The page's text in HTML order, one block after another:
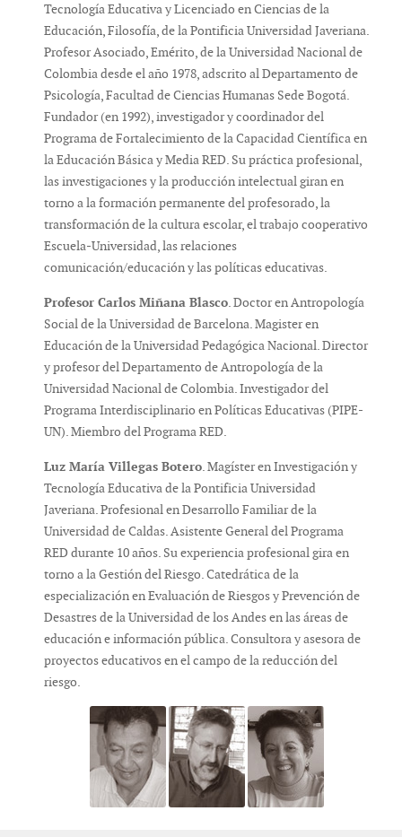
Tecnología Educativa y Licenciado en Ciencias de la
Educación, Filosofía, de la Pontificia Universidad Javeriana.
Profesor Asociado, Emérito, de la Universidad Nacional de
Colombia desde el año 1978, adscrito al Departamento de
Psicología, Facultad de Ciencias Humanas Sede Bogotá.
Fundador (en 1992), investigador y coordinador del
Programa de Fortalecimiento de la Capacidad Científica en
la Educación Básica y Media RED. Su práctica profesional,
las investigaciones y la producción intelectual giran en
torno a la formación permanente del profesorado, la
transformación de la cultura escolar, el trabajo cooperativo
Escuela-Universidad, las relaciones
comunicación/educación y las políticas educativas.
Profesor Carlos Miñana Blasco. Doctor en Antropología
Social de la Universidad de Barcelona. Magister en
Educación de la Universidad Pedagógica Nacional. Director
y profesor del Departamento de Antropología de la
Universidad Nacional de Colombia. Investigador del
Programa Interdisciplinario en Políticas Educativas (PIPE-
UN). Miembro del Programa RED.
Luz María Villegas Botero. Magíster en Investigación y
Tecnología Educativa de la Pontificia Universidad
Javeriana. Profesional en Desarrollo Familiar de la
Universidad de Caldas. Asistente General del Programa
RED durante 10 años. Su experiencia profesional gira en
torno a la Gestión del Riesgo. Catedrática de la
especialización en Evaluación de Riesgos y Prevención de
Desastres de la Universidad de los Andes en las áreas de
educación e información pública. Consultora y asesora de
proyectos educativos en el campo de la reducción del
riesgo.